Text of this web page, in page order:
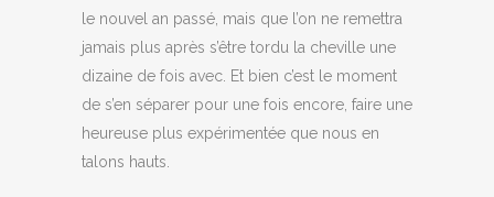
le nouvel an passé, mais que l’on ne remettra
jamais plus après s’être tordu la cheville une
dizaine de fois avec. Et bien c’est le moment
de s’en séparer pour une fois encore, faire une
heureuse plus expérimentée que nous en
talons hauts.